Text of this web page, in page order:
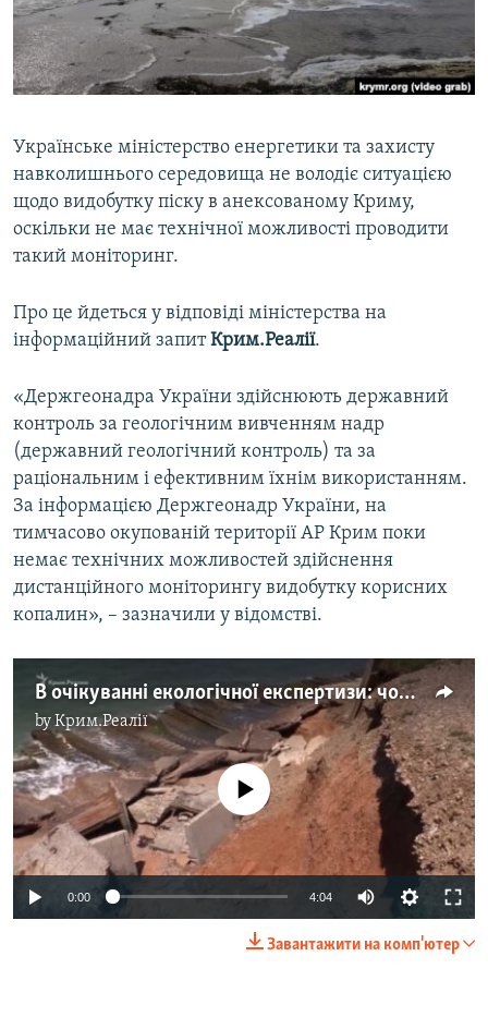
СВІДЧЕННЯ ОКУПАЦІЇ
УКРАЇНСЬКА ПРОБЛЕМА КРИМУ
ІНФОГРАФІКА
Qırımtatar
ДОЛУЧАЙСЯ!
Усі сайти RFE/RL
Українське міністерство енергетики та захисту
навколишнього середовища не володіє ситуацією
щодо видобутку піску в анексованому Криму,
оскільки не має технічної можливості проводити
такий моніторинг.
Про це йдеться у відповіді міністерства на
інформаційний запитКрим.Реалії.
«Держгеонадра України здійснюють державний
контроль за геологічним вивченням надр
(державний геологічний контроль) та за
раціональним і ефективним їхнім використанням.
За інформацією Держгеонадр України, на
тимчасово окупованій території АР Крим поки
немає технічних можливостей здійснення
дистанційного моніторингу видобутку корисних
копалин», – зазначили у відомстві.
В очікуванні екологічної експертизи: чому в Криму зникають пляжі
byКрим.Реалії
No media source currently available
0:00 4:04
Завантажити на комп'ютер